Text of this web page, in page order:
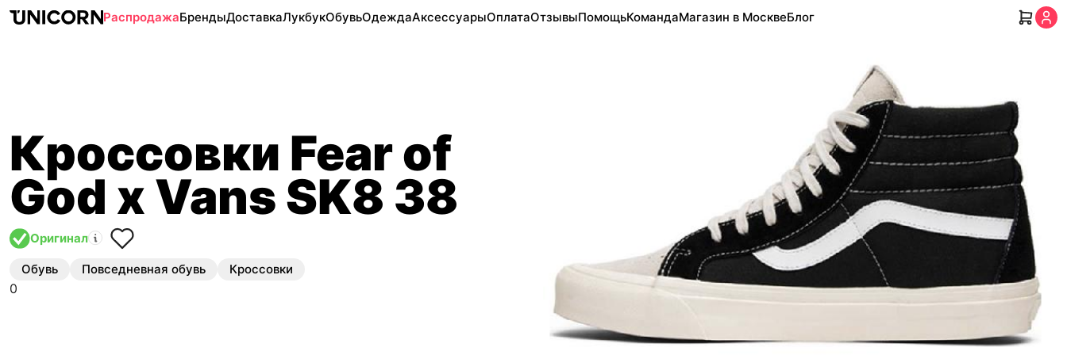
РаспродажаБрендыДоставкаЛукбукОбувьОдеждаАксессуарыОплатаОтзывыПомощьКомандаМагазин в МосквеБлог
Кроссовки Fear of
God x Vans SK8 38
Оригинал
Обувь Повседневная обувь Кроссовки
0